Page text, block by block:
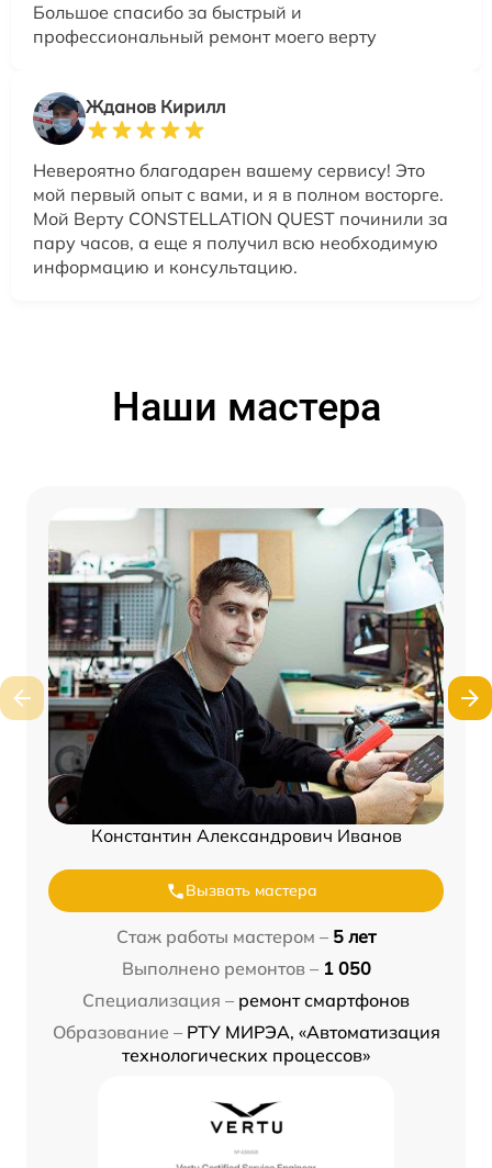
Большое спасибо за быстрый и
профессиональный ремонт моего верту
Жданов Кирилл
Невероятно благодарен вашему сервису! Это
мой первый опыт с вами, и я в полном восторге.
Мой Верту CONSTELLATION QUEST починили за
пару часов, а еще я получил всю необходимую
информацию и консультацию.
Наши мастера
Константин Александрович Иванов
Вызвать мастера
Стаж работы мастером – 5 лет
Выполнено ремонтов – 1 050
Специализация – ремонт смартфонов
Образование – РТУ МИРЭА, «Автоматизация
технологических процессов»